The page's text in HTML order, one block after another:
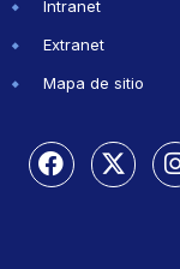
Intranet
Extranet
Mapa de sitio